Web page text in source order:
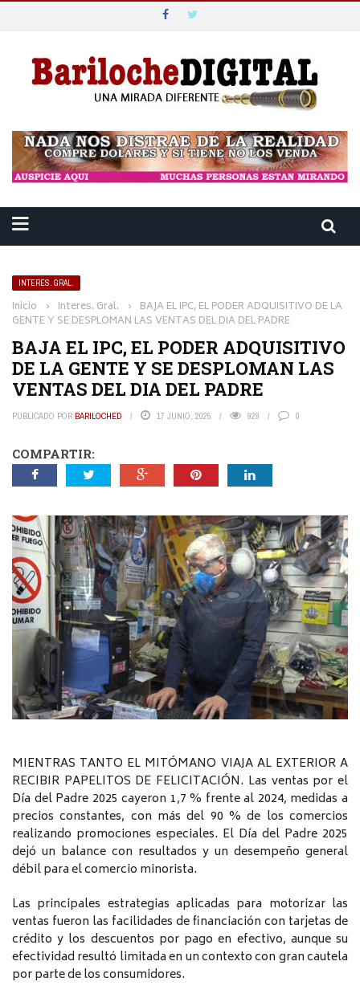
INTERES. GRAL.
Inicio › Interes. Gral. › BAJA EL IPC, EL PODER ADQUISITIVO DE LA
GENTE Y SE DESPLOMAN LAS VENTAS DEL DIA DEL PADRE
BAJA EL IPC, EL PODER ADQUISITIVO
DE LA GENTE Y SE DESPLOMAN LAS
VENTAS DEL DIA DEL PADRE
PUBLICADO POR BARILOCHED 17 JUNIO, 2025 929 0
COMPARTIR:
MIENTRAS TANTO EL MITÓMANO VIAJA AL EXTERIOR A
RECIBIR PAPELITOS DE FELICITACIÓN. Las ventas por el
Día del Padre 2025 cayeron 1,7 % frente al 2024, medidas a
precios constantes, con más del 90 % de los comercios
realizando promociones especiales. El Día del Padre 2025
dejó un balance con resultados y un desempeño general
débil para el comercio minorista.
Las principales estrategias aplicadas para motorizar las
ventas fueron las facilidades de financiación con tarjetas de
crédito y los descuentos por pago en efectivo, aunque su
efectividad resultó limitada en un contexto con gran cautela
por parte de los consumidores.